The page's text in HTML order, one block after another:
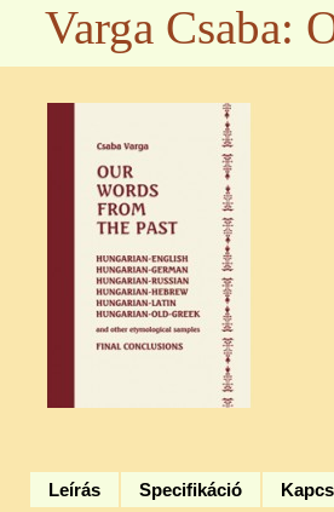
Varga Csaba:
Leírás Specifikáció